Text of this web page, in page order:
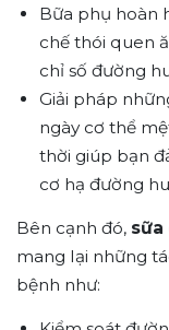
Bữa phụ hoàn
chế thói quen
chỉ số đường
Giải pháp
ngày cơ thể
thời giúp bạn
cơ hạ đường
Bên cạnh đó,
mang lại những
bệnh như: